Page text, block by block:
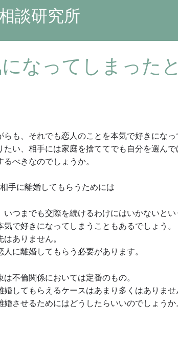
談研究所
なってしまった
も、それでも恋人のことを本気で好きになっ
い、相手には家庭を捨ててでも自分を選ん
べきなのでしょうか。
手に離婚してもらうためには
つまでも交際を続けるわけにはいかないとい
で好きになってしまうこともあるでしょう。
ありません。
に離婚してもらう必要があります。
不倫関係においては定番のもの。
してもらえるケースはあまり多くはありませ
させるためにはどうしたらいいのでしょうか